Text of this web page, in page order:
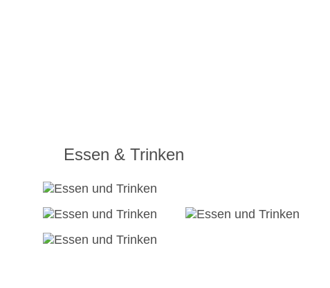
Essen & Trinken